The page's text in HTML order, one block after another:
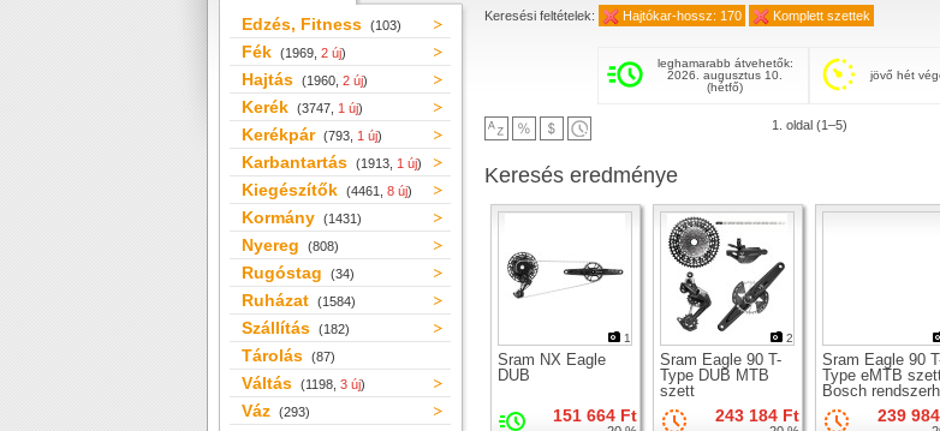
Edzés, Fitness (103)
Fék (1969, 2 új)
Hajtás (1960, 2 új)
Kerék (3747, 1 új)
Kerékpár (793, 1 új)
Karbantartás (1913, 1 új)
Kiegészítők (4461, 8 új)
Kormány (1431)
Nyereg (808)
Rugóstag (34)
Ruházat (1584)
Szállítás (182)
Tárolás (87)
Váltás (1198, 3 új)
Váz (293)
Keresési feltételek: Hajtókar-hossz: 170 Komplett szettek
leghamarabb átvehetők:
2026. augusztus 10.
(hétfő)
jövő hét
1. oldal (1–5)
Keresés eredménye
1
Sram NX Eagle
DUB
151 664 Ft
2
Sram Eagle 90 T-
Type DUB MTB
szett
243 184 Ft
Sram Eagle 90
Type eMTB
Bosch
239